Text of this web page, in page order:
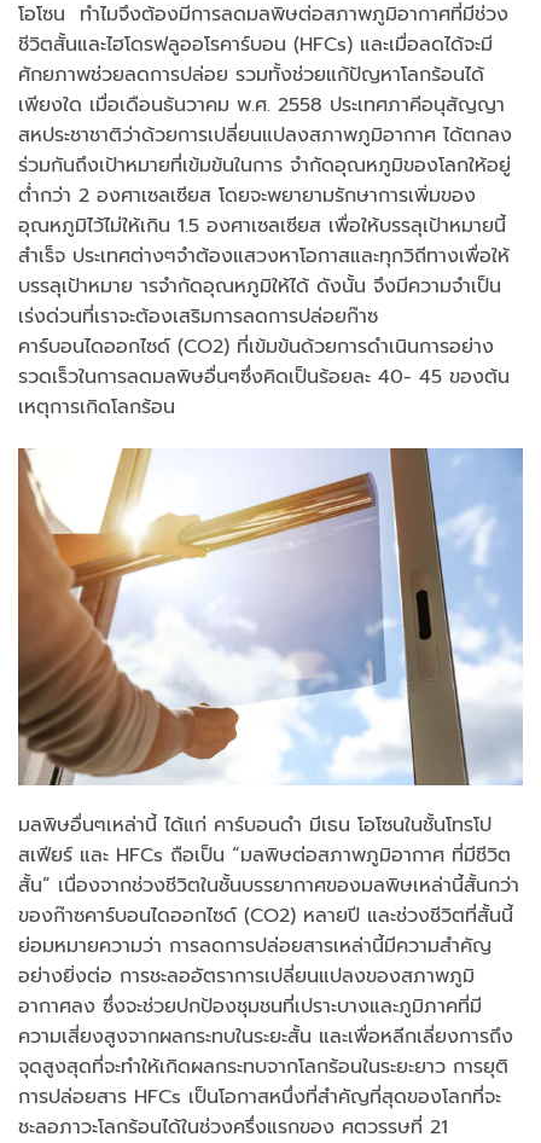
โอโซน ทำไมจึงต้องมีการลดมลพิษต่อสภาพภูมิอากาศที่มีช่วง
ชีวิตสั้นและไฮโดรฟลูออโรคาร์บอน (HFCs) และเมื่อลดได้จะมี
ศักยภาพช่วยลดการปล่อย รวมทั้งช่วยแก้ปัญหาโลกร้อนได้
เพียงใด เมื่อเดือนธันวาคม พ.ศ. 2558 ประเทศภาคีอนุสัญญา
สหประชาชาติว่าด้วยการเปลี่ยนแปลงสภาพภูมิอากาศ ได้ตกลง
ร่วมกันถึงเป้าหมายที่เข้มข้นในการ จำกัดอุณหภูมิของโลกให้อยู่
ต่ำกว่า 2 องศาเซลเซียส โดยจะพยายามรักษาการเพิ่มของ
อุณหภูมิไว้ไม่ให้เกิน 1.5 องศาเซลเซียส เพื่อให้บรรลุเป้าหมายนี้
สำเร็จ ประเทศต่างๆจำต้องแสวงหาโอกาสและทุกวิถีทางเพื่อให้
บรรลุเป้าหมาย ารจำกัดอุณหภูมิให้ได้ ดังนั้น จึงมีความจำเป็น
เร่งด่วนที่เราจะต้องเสริมการลดการปล่อยก๊าซ
คาร์บอนไดออกไซด์ (CO2) ที่เข้มข้นด้วยการดำเนินการอย่าง
รวดเร็วในการลดมลพิษอื่นๆซึ่งคิดเป็นร้อยละ 40- 45 ของต้น
เหตุการเกิดโลกร้อน
มลพิษอื่นๆเหล่านี้ ได้แก่ คาร์บอนดำ มีเธน โอโซนในชั้นโทรโป
สเฟียร์ และ HFCs ถือเป็น “มลพิษต่อสภาพภูมิอากาศ ที่มีชีวิต
สั้น” เนื่องจากช่วงชีวิตในชั้นบรรยากาศของมลพิษเหล่านี้สั้นกว่า
ของก๊าซคาร์บอนไดออกไซด์ (CO2) หลายปี และช่วงชีวิตที่สั้นนี้
ย่อมหมายความว่า การลดการปล่อยสารเหล่านี้มีความสำคัญ
อย่างยิ่งต่อ การชะลออัตราการเปลี่ยนแปลงของสภาพภูมิ
อากาศลง ซึ่งจะช่วยปกป้องชุมชนที่เปราะบางและภูมิภาคที่มี
ความเสี่ยงสูงจากผลกระทบในระยะสั้น และเพื่อหลีกเลี่ยงการถึง
จุดสูงสุดที่จะทำให้เกิดผลกระทบจากโลกร้อนในระยะยาว การยุติ
การปล่อยสาร HFCs เป็นโอกาสหนึ่งที่สำคัญที่สุดของโลกที่จะ
ชะลอภาวะโลกร้อนได้ในช่วงครึ่งแรกของ ศตวรรษที่ 21